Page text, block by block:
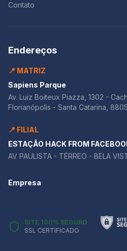
Contato
Endereços
📍 MATRIZ
Sapiens Parque
Av. Luiz Boiteux Piazza, 1302 -
Florianópolis - Santa Catarina,
📍 FILIAL
ESTAÇÃO HACK FROM
AV PAULISTA - TÉRREO - BELA
Empresa
SITE 100% SEGURO
SSL CERTIFICADO